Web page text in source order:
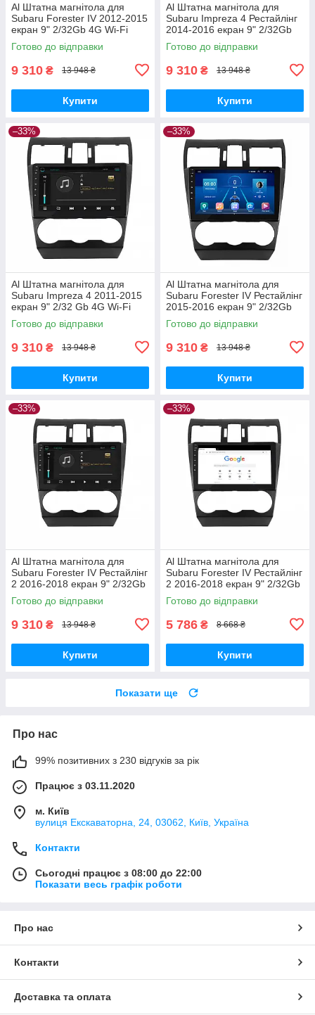
Al Штатна магнітола для
Subaru Forester IV 2012-2015
екран 9" 2/32Gb 4G Wi-Fi
GPS Top Android
Готово до відправки
9 310 ₴ 13 948 ₴
Купити
Al Штатна магнітола для
Subaru Impreza 4 Рестайлінг
2014-2016 екран 9" 2/32Gb
4G Wi-Fi GPS Top Android
Готово до відправки
9 310 ₴ 13 948 ₴
Купити
–33%
Al Штатна магнітола для
Subaru Impreza 4 2011-2015
екран 9" 2/32 Gb 4G Wi-Fi
GPS Top Android
Готово до відправки
9 310 ₴ 13 948 ₴
Купити
–33%
Al Штатна магнітола для
Subaru Forester IV Рестайлінг
2015-2016 екран 9" 2/32Gb
4G Wi-Fi GPS Top Android
Готово до відправки
9 310 ₴ 13 948 ₴
Купити
–33%
Al Штатна магнітола для
Subaru Forester IV Рестайлінг
2 2016-2018 екран 9" 2/32Gb
4G Wi-Fi GPS Top Android
Готово до відправки
9 310 ₴ 13 948 ₴
Купити
–33%
Al Штатна магнітола для
Subaru Forester IV Рестайлінг
2 2016-2018 екран 9" 2/32Gb
Wi-Fi GPS Base Android
Готово до відправки
5 786 ₴ 8 668 ₴
Купити
Показати ще
Про нас
99% позитивних з 230 відгуків за рік
Працює з 03.11.2020
м. Київ
вулиця Екскаваторна, 24, 03062, Київ, Україна
Контакти
Сьогодні працює з 08:00 до 22:00
Показати весь графік роботи
Про нас
Контакти
Доставка та оплата